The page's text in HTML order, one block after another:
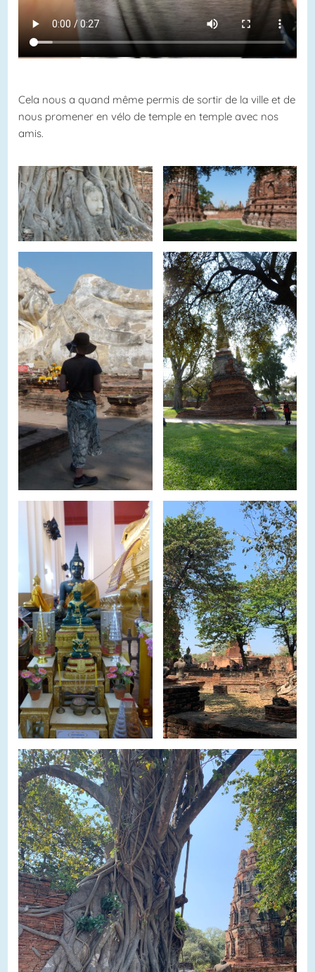
Cela nous a quand même permis de sortir de la ville et de
nous promener en vélo de temple en temple avec nos
amis.